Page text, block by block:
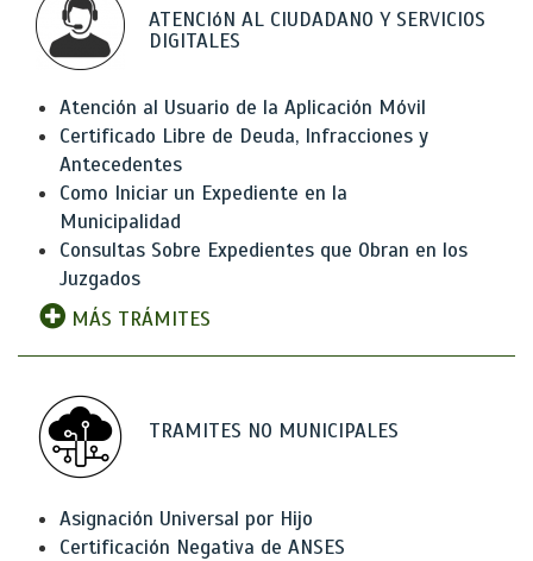
ATENCIóN AL CIUDADANO Y SERVICIOS
DIGITALES
Atención al Usuario de la Aplicación Móvil
Certificado Libre de Deuda, Infracciones y
Antecedentes
Como Iniciar un Expediente en la
Municipalidad
Consultas Sobre Expedientes que Obran en los
Juzgados
MÁS TRÁMITES
TRAMITES NO MUNICIPALES
Asignación Universal por Hijo
Certificación Negativa de ANSES